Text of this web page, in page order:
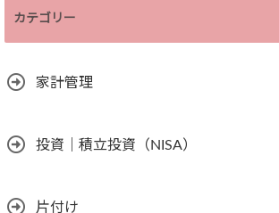
カテゴリー
家計管理
投資｜積立投資（NISA）
片付け